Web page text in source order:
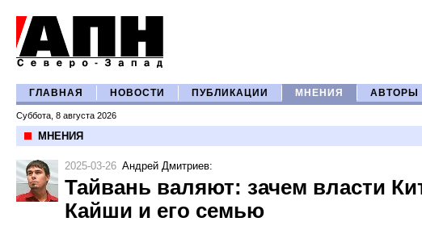
ГЛАВНАЯ НОВОСТИ ПУБЛИКАЦИИ МНЕНИЯ АВТОРЫ
Суббота, 8 августа 2026
МНЕНИЯ
2025-03-26 Андрей Дмитриев:
Тайвань валяют: зачем власти
Кайши и его семью